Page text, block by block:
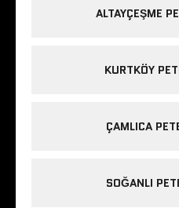
ALTAYÇEŞME
KURTKÖY
ÇAMLICA
SOĞANLI